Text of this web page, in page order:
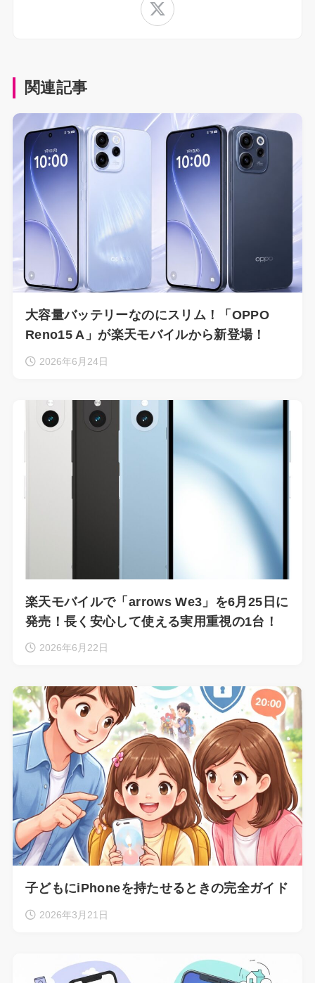
関連記事
大容量バッテリーなのにスリム！「OPPO
Reno15 A」が楽天モバイルから新登場！
2026年6月24日
楽天モバイルで「arrows We3」を6月25日に
発売！長く安心して使える実用重視の1台！
2026年6月22日
子どもにiPhoneを持たせるときの完全ガイド
2026年3月21日